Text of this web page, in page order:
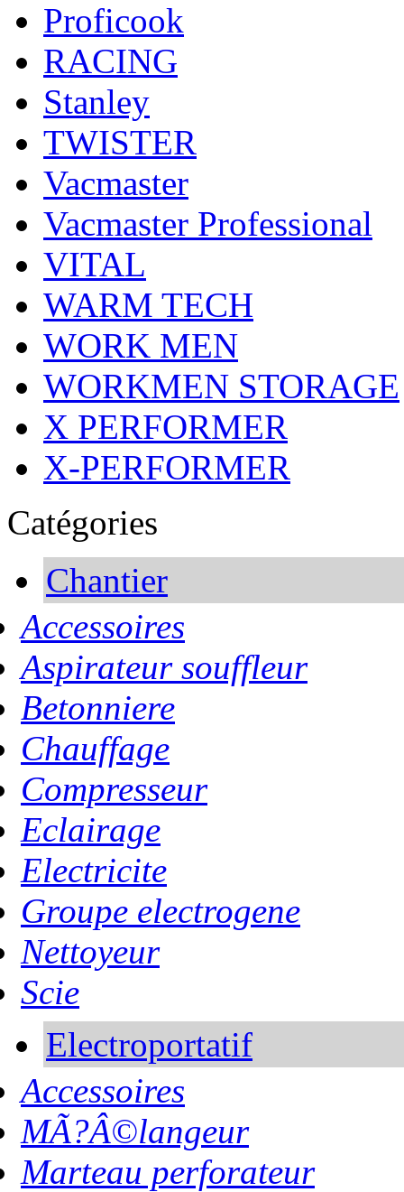
Proficook
RACING
Stanley
TWISTER
Vacmaster
Vacmaster Professional
VITAL
WARM TECH
WORK MEN
WORKMEN STORAGE
X PERFORMER
X-PERFORMER
Catégories
Chantier
Accessoires
Aspirateur souffleur
Betonniere
Chauffage
Compresseur
Eclairage
Electricite
Groupe electrogene
Nettoyeur
Scie
Electroportatif
Accessoires
MÃ?Â©langeur
Marteau perforateur